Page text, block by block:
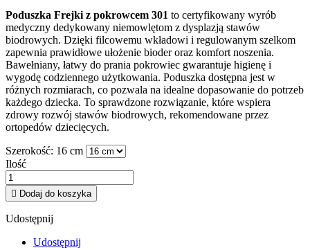
Poduszka Frejki z pokrowcem 301 to certyfikowany wyrób
medyczny dedykowany niemowlętom z dysplazją stawów
biodrowych. Dzięki filcowemu wkładowi i regulowanym szelkom
zapewnia prawidłowe ułożenie bioder oraz komfort noszenia.
Bawełniany, łatwy do prania pokrowiec gwarantuje higienę i
wygodę codziennego użytkowania. Poduszka dostępna jest w
różnych rozmiarach, co pozwala na idealne dopasowanie do potrzeb
każdego dziecka. To sprawdzone rozwiązanie, które wspiera
zdrowy rozwój stawów biodrowych, rekomendowane przez
ortopedów dziecięcych.
Szerokość: 16 cm
Ilość
 Dodaj do koszyka
Udostępnij
Udostępnij